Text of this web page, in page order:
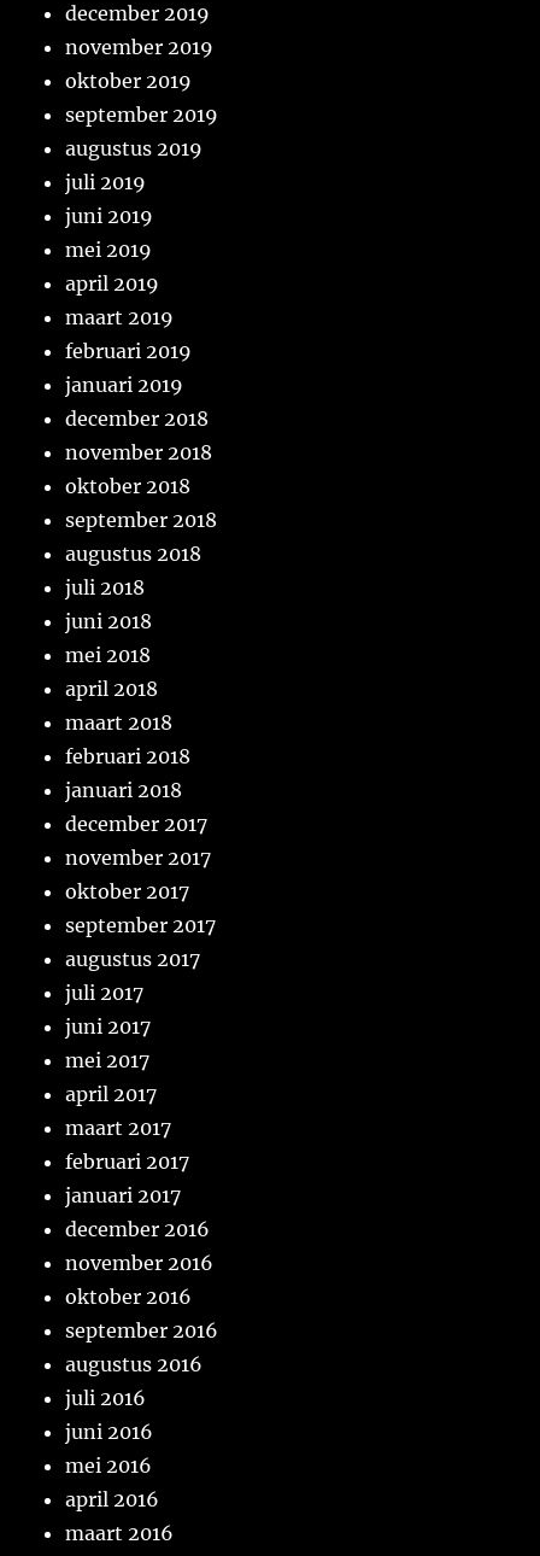
december 2019
november 2019
oktober 2019
september 2019
augustus 2019
juli 2019
juni 2019
mei 2019
april 2019
maart 2019
februari 2019
januari 2019
december 2018
november 2018
oktober 2018
september 2018
augustus 2018
juli 2018
juni 2018
mei 2018
april 2018
maart 2018
februari 2018
januari 2018
december 2017
november 2017
oktober 2017
september 2017
augustus 2017
juli 2017
juni 2017
mei 2017
april 2017
maart 2017
februari 2017
januari 2017
december 2016
november 2016
oktober 2016
september 2016
augustus 2016
juli 2016
juni 2016
mei 2016
april 2016
maart 2016